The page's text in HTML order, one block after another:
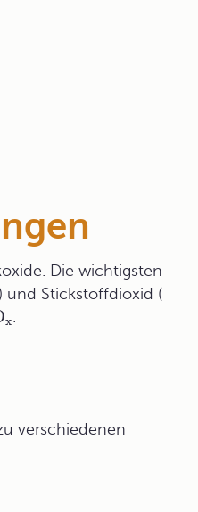
Die wichtigsten
und Stickstoffdioxid (
x
verschiedenen